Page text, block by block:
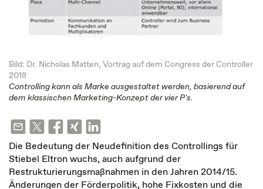
Bild: Dr. Nicholas Matten, Vortrag auf dem Congress der Controller
2018
Controlling kann als Marke ausgestaltet werden, basierend auf
dem klassischen Marketing-Konzept der vier P's.
Die Bedeutung der Neudefinition des Controllings für
Stiebel Eltron wuchs, auch aufgrund der
Restrukturierungsmaßnahmen in den Jahren 2014/15.
Änderungen der Förderpolitik, hohe Fixkosten und die